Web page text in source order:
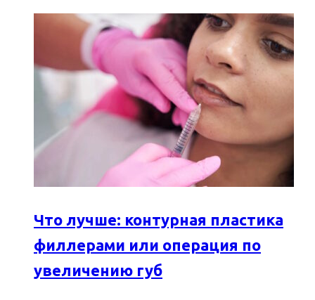
Что лучше: контурная пластика
филлерами или операция по
увеличению губ